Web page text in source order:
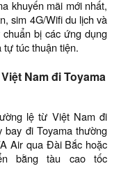
khuyến mãi mới nhất,
sim 4G/Wifi du lịch và
bị các ứng dụng
túc thuận tiện.
Nam đi Toyama
lệ từ Việt Nam đi
bay đi Toyama thường
Air qua Đài Bắc hoặc
bằng tàu cao tốc